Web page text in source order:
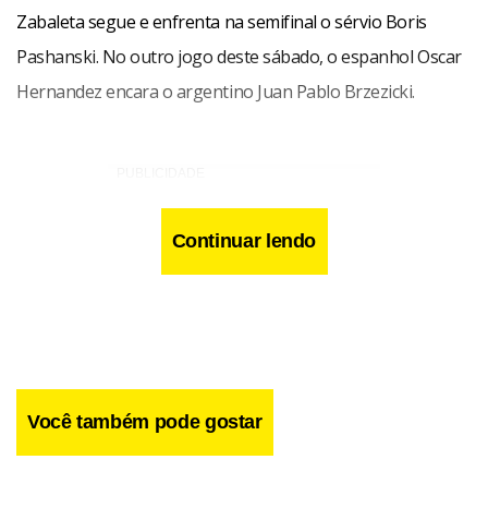
Zabaleta segue e enfrenta na semifinal o sérvio Boris
Pashanski. No outro jogo deste sábado, o espanhol Oscar
Hernandez encara o argentino Juan Pablo Brzezicki.
Continuar lendo
Você também pode gostar